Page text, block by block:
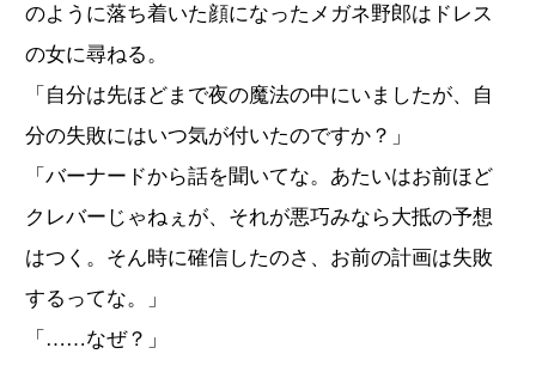
のように落ち着いた顔になったメガネ野郎はドレス
の女に尋ねる。
「自分は先ほどまで夜の魔法の中にいましたが、自
分の失敗にはいつ気が付いたのですか？」
「バーナードから話を聞いてな。あたいはお前ほど
クレバーじゃねぇが、それが悪巧みなら大抵の予想
はつく。そん時に確信したのさ、お前の計画は失敗
するってな。」
「……なぜ？」